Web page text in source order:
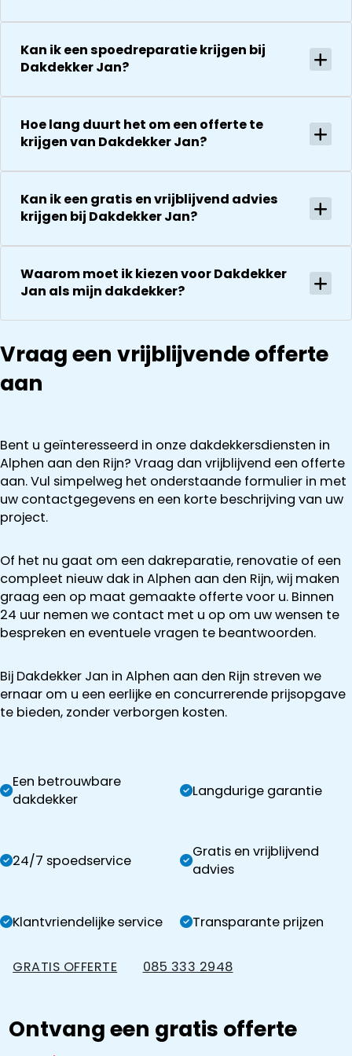
uitvoering en
Het is nog
zeker een 5
sterren review
en snelle
De reparatie
gaat
vervolgens
conform
afspraak en
zaken die ze
tegenkomen
worden
gerepareerd
zonder extra
communeren
ze goed en
aanraden.
Kan ik een spoedreparatie krijgen bij
Dakdekker Jan?
Hoe lang duurt het om een offerte te
krijgen van Dakdekker Jan?
Kan ik een gratis en vrijblijvend advies
krijgen bij Dakdekker Jan?
Waarom moet ik kiezen voor Dakdekker
Jan als mijn dakdekker?
Vraag een vrijblijvende offerte
aan
Bent u geïnteresseerd in onze dakdekkersdiensten in
Alphen aan den Rijn? Vraag dan vrijblijvend een offerte
aan. Vul simpelweg het onderstaande formulier in met
uw contactgegevens en een korte beschrijving van uw
project.
Of het nu gaat om een dakreparatie, renovatie of een
compleet nieuw dak in Alphen aan den Rijn, wij maken
graag een op maat gemaakte offerte voor u. Binnen
24 uur nemen we contact met u op om uw wensen te
bespreken en eventuele vragen te beantwoorden.
Bij Dakdekker Jan in Alphen aan den Rijn streven we
ernaar om u een eerlijke en concurrerende prijsopgave
te bieden, zonder verborgen kosten.
Een betrouwbare
dakdekker
Langdurige garantie
24/7 spoedservice
Gratis en vrijblijvend
advies
Klantvriendelijke service Transparante prijzen
GRATIS OFFERTE 085 333 2948
Ontvang een gratis offerte